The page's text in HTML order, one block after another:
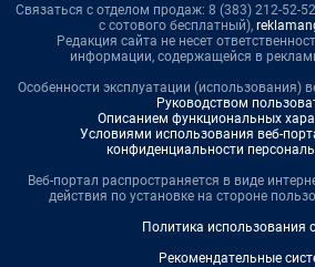
Связаться с отделом продаж: 8 (383) 212-52-
с сотового бесплатный),
Редакция сайта не несет
информации, содержащейся в
Особенности эксплуатации (использования)
Руководством
Описанием функциональных
Условиями использования веб-
конфиденциальности
Веб-портал распространяется в виде
действия по установке на стороне
Политика использования
Рекомендательные